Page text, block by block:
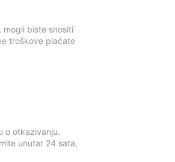
biste snositi
troškove plaćate
o otkazivanju.
unutar 24 sata,